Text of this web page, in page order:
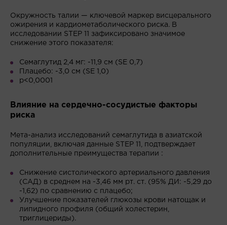
Окружность талии — ключевой маркер висцерального
ожирения и кардиометаболического риска. В
исследовании STEP 11 зафиксировано значимое
снижение этого показателя:
Семаглутид 2,4 мг: -11,9 см (SE 0,7)
Плацебо: -3,0 см (SE 1,0)
p<0,0001
Влияние на сердечно-сосудистые факторы
риска
Мета-анализ исследований семаглутида в азиатской
популяции, включая данные STEP 11, подтверждает
дополнительные преимущества терапии :
Снижение систолического артериального давления
(САД) в среднем на -3,46 мм рт. ст. (95% ДИ: -5,29 до
-1,62) по сравнению с плацебо;
Улучшение показателей глюкозы крови натощак и
липидного профиля (общий холестерин,
триглицериды).